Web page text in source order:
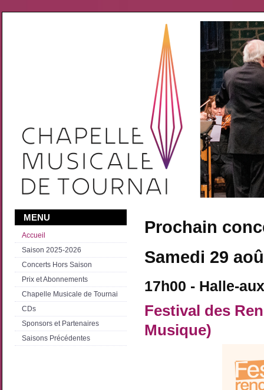
MENU
Accueil
Saison 2025-2026
Concerts Hors Saison
Prix et Abonnements
Chapelle Musicale de Tournai
CDs
Sponsors et Partenaires
Saisons Précédentes
Prochain
Samedi 29
17h00 - Halle-
Festival des
Musique)